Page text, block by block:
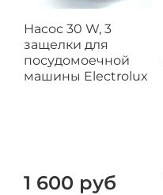
Насос 30 W, 3
защелки для
посудомоечной
машины Electrolux
1 600 руб